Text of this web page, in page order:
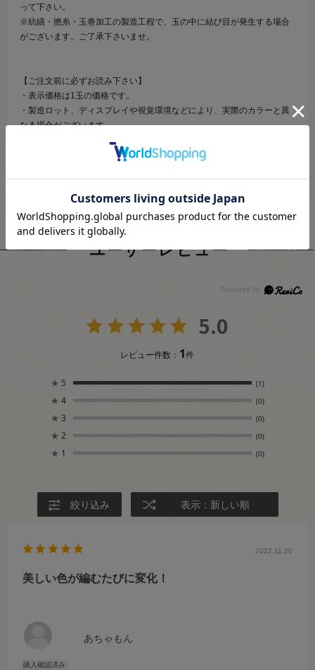
って下さい。
※紡績・撚糸・玉巻加工の製造工程で、玉の中に結び目が発生する場合
がございます。ご了承下さいませ。
【ご注文前に必ずお読み下さい】
・表示価格は1玉の価格です。
・製造ロット、ディスプレイや視覚環境などにより、実際のカラーと異
なる場合がございます。
も完売・欠品の場合があります。予めご了承下さい。
ユーザーレビュー
5.0
レビュー件数： 1件
★ 5 (1)
★ 4 (0)
★ 3 (0)
★ 2 (0)
★ 1 (0)
絞り込み 表示：新しい順
あちゃもん
2022.11.20
美しい色が編むたびに変化！